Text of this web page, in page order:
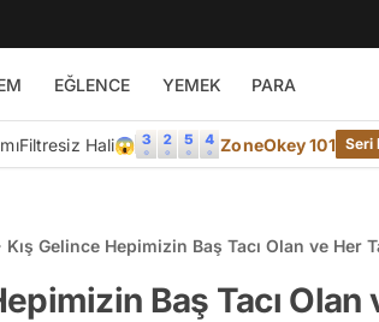
EĞLENCE YEMEK PARA
Filtresiz Hali😱 ZoneOkey 101 Seri
Kış Gelince Hepimizin Baş Tacı Olan ve Her
Baş Tacı Olan